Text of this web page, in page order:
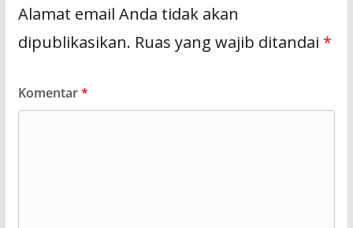
Alamat email Anda tidak akan
dipublikasikan. Ruas yang wajib ditandai *
Komentar*